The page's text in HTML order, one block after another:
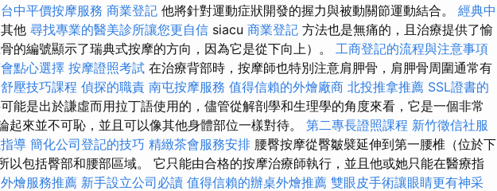
台中平價按摩服務 商業登記 他將針對運動症狀開發的握力與被動關節運動結合。 經典中
其他 尋找專業的醫美診所讓您更自信 siacu 商業登記 方法也是無痛的，且治療提供了愉
的編號顯示了瑞典式按摩的方向，因為它是從下向上）。 工商登記的流程與注意事項
點心選擇 按摩證照考試 在治療背部時，按摩師也特別注意肩胛骨，肩胛骨周圍通常有
舒壓技巧課程 偵探的職責 南屯按摩服務 值得信賴的外燴廠商 北投推拿推薦 SSL證書的
能是出於謙虛而用拉丁語使用的，儘管從解剖學和生理學的角度來看，它是一個非常
起來並不可恥，並且可以像其他身體部位一樣對待。 第二專長證照課程 新竹徵信社服
導 簡化公司登記的技巧 精緻茶會服務安排 腰臀按摩從臀皺襞延伸到第一腰椎（位於下
以包括臀部和腰部區域。 它只能由合格的按摩治療師執行，並且他或她只能在醫療指
燴服務推薦 新手設立公司必讀 值得信賴的辦桌外燴推薦 雙眼皮手術讓眼睛更有神采